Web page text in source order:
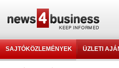
SAJTÓKÖZLEMÉNYEK ÜZLETI